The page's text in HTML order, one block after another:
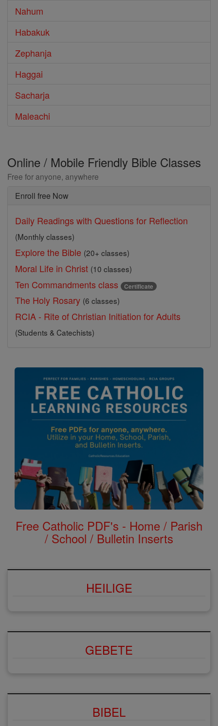
Nahum
Habakuk
Zephanja
Haggai
Sacharja
Maleachi
Online / Mobile Friendly Bible Classes
Free for anyone, anywhere
Enroll free Now
Daily Readings with Questions for Reflection
(Monthly classes)
Explore the Bible (20+ classes)
Moral Life in Christ (10 classes)
Ten Commandments class Certificate
The Holy Rosary (6 classes)
RCIA - Rite of Christian Initiation for Adults
(Students & Catechists)
Free Catholic PDF's - Home / Parish
/ School / Bulletin Inserts
HEILIGE
GEBETE
BIBEL